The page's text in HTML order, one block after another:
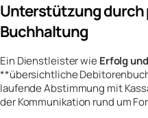
Unterstützung durch
Buchhaltung
Ein Dienstleister wie Erfolg
**übersichtliche
laufende Abstimmung mit
der Kommunikation rund um